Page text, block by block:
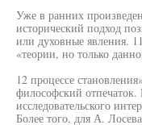
Уже в ранних
исторический подход
или духовные явления.
«теории, но только
12 процессе
философский
исследовательского
Более того, для А.